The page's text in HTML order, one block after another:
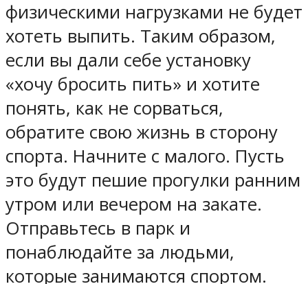
физическими нагрузками не будет
хотеть выпить. Таким образом,
если вы дали себе установку
«хочу бросить пить» и хотите
понять, как не сорваться,
обратите свою жизнь в сторону
спорта. Начните с малого. Пусть
это будут пешие прогулки ранним
утром или вечером на закате.
Отправьтесь в парк и
понаблюдайте за людьми,
которые занимаются спортом.